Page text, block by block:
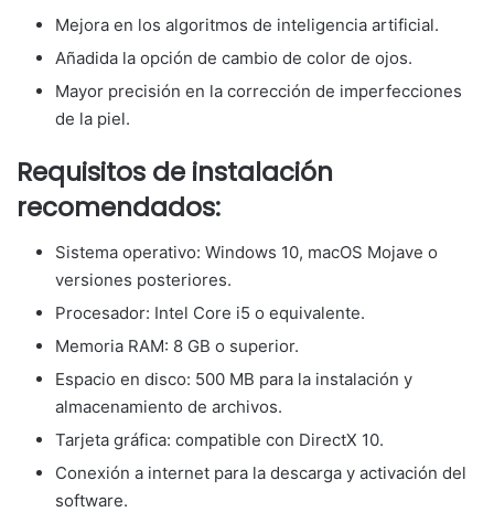
Mejora en los algoritmos de inteligencia artificial.
Añadida la opción de cambio de color de ojos.
Mayor precisión en la corrección de imperfecciones
de la piel.
Requisitos de instalación
recomendados:
Sistema operativo: Windows 10, macOS Mojave o
versiones posteriores.
Procesador: Intel Core i5 o equivalente.
Memoria RAM: 8 GB o superior.
Espacio en disco: 500 MB para la instalación y
almacenamiento de archivos.
Tarjeta gráfica: compatible con DirectX 10.
Conexión a internet para la descarga y activación del
software.